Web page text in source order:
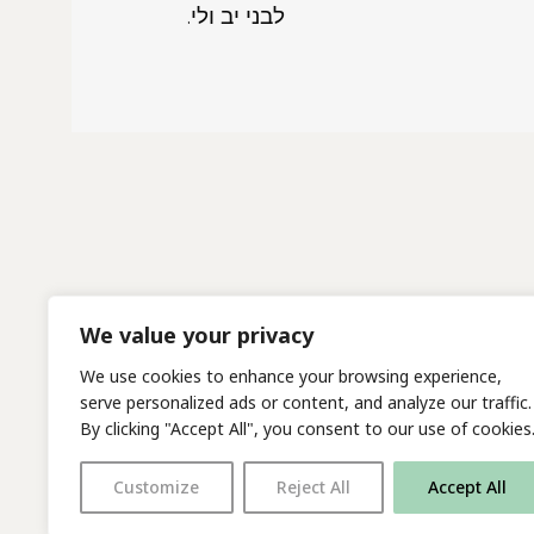
We value your privacy
We use cookies to enhance your browsing experience,
serve personalized ads or content, and analyze our traffic.
By clicking "Accept All", you consent to our use of cookies.
Customize Reject All Accept All
.לבני יב ולי